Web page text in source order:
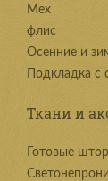
Мех
флис
Осенние и
Подкладка с
Ткани и
Готовые